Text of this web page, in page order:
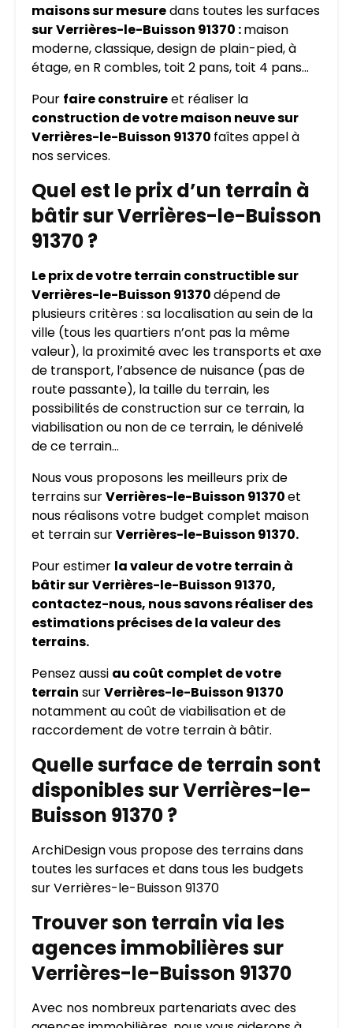
maisons sur mesuredans toutes les surfaces
surVerrières-le-Buisson 91370 :maison
moderne, classique, design de plain-pied, à
étage, en R combles, toit 2 pans, toit 4 pans…
Pour faire construireet réaliser la
construction de votre maison neuve sur
Verrières-le-Buisson 91370 faîtes appel à
nos services.
Quel est le prix d’un terrain à
bâtir sur Verrières-le-Buisson
91370 ?
Le prix de votre terrain constructible sur
Verrières-le-Buisson 91370dépend de
plusieurs critères : sa localisation au sein de la
ville (tous les quartiers n’ont pas la même
valeur), la proximité avec les transports et axe
de transport, l’absence de nuisance (pas de
route passante), la taille du terrain, les
possibilités de construction sur ce terrain, la
viabilisation ou non de ce terrain, le dénivelé
de ce terrain…
Nous vous proposons les meilleurs prix de
terrains surVerrières-le-Buisson 91370et
nous réalisons votre budget complet maison
et terrain surVerrières-le-Buisson 91370.
Pour estimer la valeur de votre terrain à
bâtir surVerrières-le-Buisson 91370,
contactez-nous, nous savons réaliser des
estimations précises de la valeur des
terrains.
Pensez aussi au coût complet de votre
terrain surVerrières-le-Buisson 91370
notamment au coût de viabilisation et de
raccordement de votre terrain à bâtir.
Quelle surface de terrain sont
disponibles sur Verrières-le-
Buisson 91370 ?
ArchiDesign vous propose des terrains dans
toutes les surfaces et dans tous les budgets
sur Verrières-le-Buisson 91370
Trouver son terrain via les
agences immobilières sur
Verrières-le-Buisson 91370
Avec nos nombreux partenariats avec des